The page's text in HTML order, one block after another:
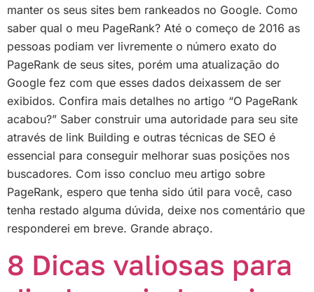
manter os seus sites bem rankeados no Google. Como
saber qual o meu PageRank? Até o começo de 2016 as
pessoas podiam ver livremente o número exato do
PageRank de seus sites, porém uma atualização do
Google fez com que esses dados deixassem de ser
exibidos. Confira mais detalhes no artigo “O PageRank
acabou?” Saber construir uma autoridade para seu site
através de link Building e outras técnicas de SEO é
essencial para conseguir melhorar suas posições nos
buscadores. Com isso concluo meu artigo sobre
PageRank, espero que tenha sido útil para você, caso
tenha restado alguma dúvida, deixe nos comentário que
responderei em breve. Grande abraço.
8 Dicas valiosas para